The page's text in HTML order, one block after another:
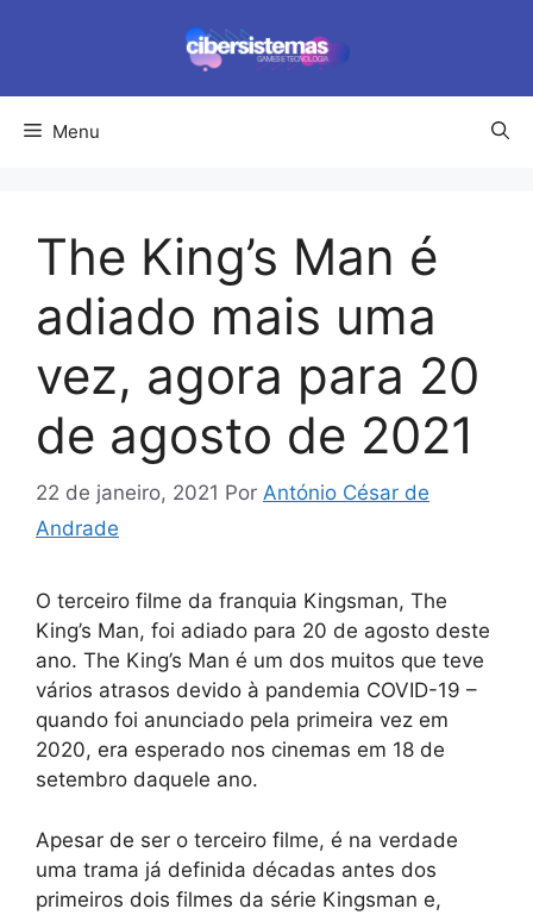
conteúdo
Menu
The King’s Man é
adiado mais uma
vez, agora para 20
de agosto de 2021
22 de janeiro, 2021 Por António César de
Andrade
O terceiro filme da franquia Kingsman, The
King’s Man, foi adiado para 20 de agosto deste
ano. The King’s Man é um dos muitos que teve
vários atrasos devido à pandemia COVID-19 –
quando foi anunciado pela primeira vez em
2020, era esperado nos cinemas em 18 de
setembro daquele ano.
Apesar de ser o terceiro filme, é na verdade
uma trama já definida décadas antes dos
primeiros dois filmes da série Kingsman e,